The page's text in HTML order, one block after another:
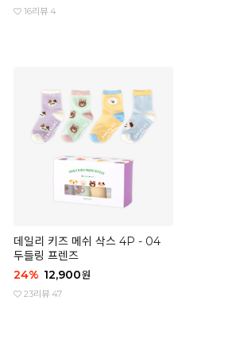
16리뷰 4
데일리 키즈 메쉬 삭스 4P - 04
두들링 프렌즈
24% 12,900원
23리뷰 47